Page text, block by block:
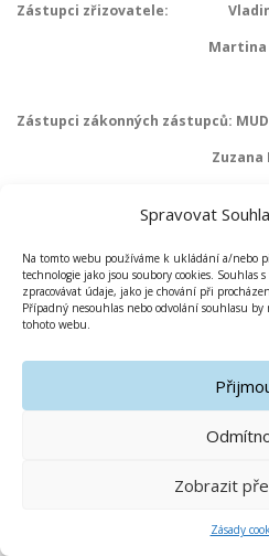
Spravovat
Na tomto webu používáme k ukládání a/nebo
technologie jako jsou soubory cookies.
zpracovávat údaje, jako je chování při
Případný nesouhlas nebo odvolání souhlasu
tohoto webu.
Zobrazit
Zásady
Zástupci zřizovatele:
Martina Hejlová
Zástupci zákonných zástupců:
Zuzana
Zástupci za pedagogy: Mgr.
Mgr. Hana
ŠR
Copyright © 2019-2020